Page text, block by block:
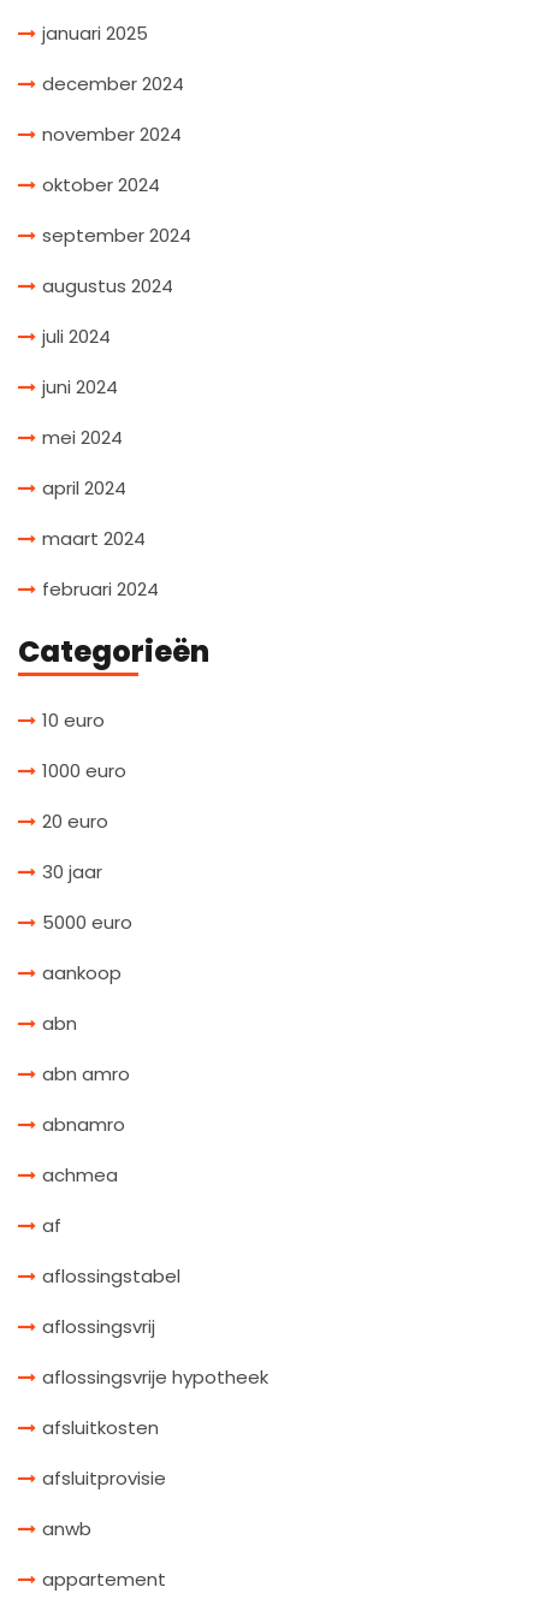
januari 2025
december 2024
november 2024
oktober 2024
september 2024
augustus 2024
juli 2024
juni 2024
mei 2024
april 2024
maart 2024
februari 2024
Categorieën
10 euro
1000 euro
20 euro
30 jaar
5000 euro
aankoop
abn
abn amro
abnamro
achmea
af
aflossingstabel
aflossingsvrij
aflossingsvrije hypotheek
afsluitkosten
afsluitprovisie
anwb
appartement